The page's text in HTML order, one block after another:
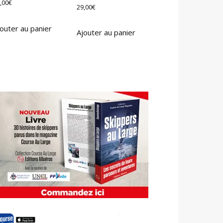
€
au panier
29,00€
Ajouter au panier